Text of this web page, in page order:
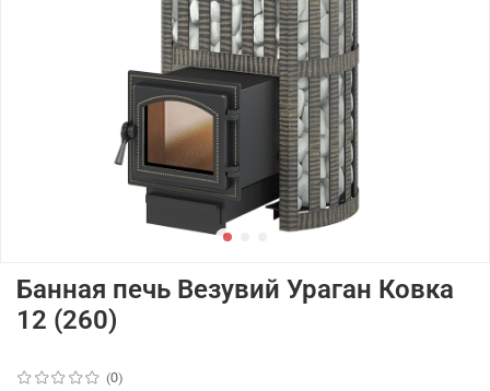
(0)
Банная печь Везувий Ураган Ковка
12 (260)